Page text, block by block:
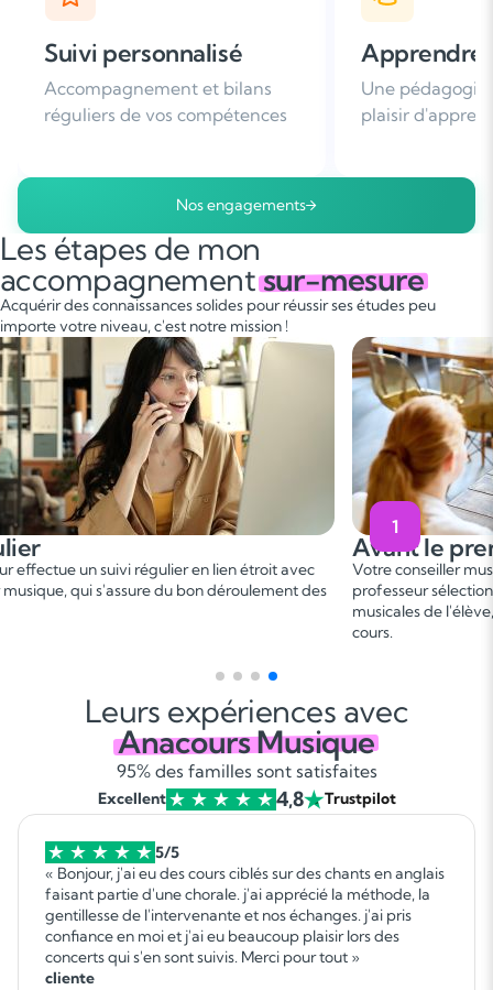
Apprendre avec plaisir
Une pédagogie basée sur le
plaisir d'apprendre
Plus de 96% de
nous
Nos engagements
Les étapes de mon
accompagnementsur-mesure
Acquérir des connaissances solides pour réussir ses études peu
importe votre niveau, c'est notre mission !
lien étroit avec
déroulement des
1
Avant le premier cours
Votre conseiller musique vous met en relation
professeur sélectionné, en fonction des
musicales de l'élève, afin de convenir d'une
Leurs expériences avec
Anacours Musique
95% des familles sont satisfaites
Excellent 4,8 Trustpilot
5/5
« Bonjour, j'ai eu des cours ciblés sur des chants en anglais
faisant partie d'une chorale. j'ai apprécié la méthode, la
gentillesse de l'intervenante et nos échanges. j'ai pris
confiance en moi et j'ai eu beaucoup plaisir lors des
concerts qui s'en sont suivis. Merci pour tout »
cliente